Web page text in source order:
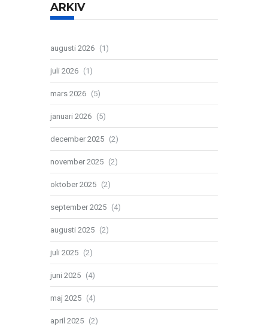
ARKIV
augusti 2026 (1)
juli 2026 (1)
mars 2026 (5)
januari 2026 (5)
december 2025 (2)
november 2025 (2)
oktober 2025 (2)
september 2025 (4)
augusti 2025 (2)
juli 2025 (2)
juni 2025 (4)
maj 2025 (4)
april 2025 (2)